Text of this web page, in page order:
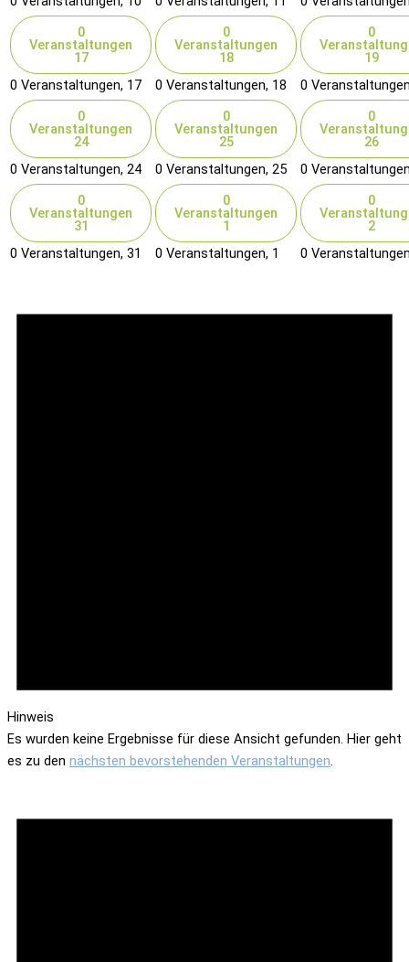
0
Veranstaltungen
17
0 Veranstaltungen, 17
0
Veranstaltungen
18
0 Veranstaltungen, 18
0
19
0
0
Veranstaltungen
24
0 Veranstaltungen, 24
0
Veranstaltungen
25
0 Veranstaltungen, 25
0
26
0
0
Veranstaltungen
31
0 Veranstaltungen, 31
0
Veranstaltungen
1
0 Veranstaltungen, 1
0
2
0
Hinweis
Es wurden keine Ergebnisse für diese Ansicht gefunden. Hier geht
es zu den nächsten bevorstehenden Veranstaltungen.